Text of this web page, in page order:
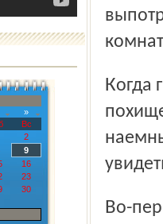
»
Вс
2
9
16
23
30
Когда группа воров уносит большое количество
Во-первых, «брал» квартиру не один человек. Во-вторых,